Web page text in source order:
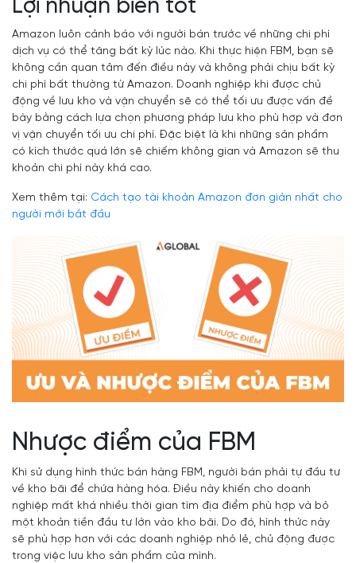
Lợi nhuận biên tốt
Amazon luôn cảnh báo với người bán trước về những chi phí
dịch vụ có thể tăng bất kỳ lúc nào. Khi thực hiện FBM, bạn sẽ
không cần quan tâm đến điều này và không phải chịu bất kỳ
chi phí bất thường từ Amazon. Doanh nghiệp khi được chủ
động về lưu kho và vận chuyển sẽ có thể tối ưu được vấn đề
bày bằng cách lựa chọn phương pháp lưu kho phù hợp và đơn
vị vận chuyển tối ưu chi phí. Đặc biệt là khi những sản phẩm
có kích thước quá lớn sẽ chiếm không gian và Amazon sẽ thu
khoản chi phí này khá cao.
Xem thêm tại: Cách tạo tài khoản Amazon đơn giản nhất cho
người mới bắt đầu
Nhược điểm của FBM
Khi sử dụng hình thức bán hàng FBM, người bán phải tự đầu tư
về kho bãi để chứa hàng hóa. Điều này khiến cho doanh
nghiệp mất khá nhiều thời gian tìm địa điểm phù hợp và bỏ
một khoản tiền đầu tư lớn vào kho bãi. Do đó, hình thức này
sẽ phù hợp hơn với các doanh nghiệp nhỏ lẻ, chủ động được
trong việc lưu kho sản phẩm của mình.